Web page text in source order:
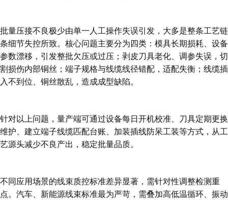
批量压接不良极少由单一人工操作失误引发，大多是整条工艺链
条细节失控所致。核心问题主要分为四类：模具长期损耗、设备
参数漂移，引发整批欠压或过压；剥皮刀具老化、调参失误，切
割损伤内部铜丝；端子规格与线缆线径错配，适配失衡；线缆插
入不到位、铜丝散乱，造成成型缺陷。
针对以上问题，量产端可通过设备每日开机校准、刀具定期更换
维护、建立端子线缆匹配台账、加装插线防呆工装等方式，从工
艺源头减少不良产出，稳定批量品质。
不同应用场景的线束质控标准差异显著，需针对性调整检测重
点。汽车、新能源线束标准最为严苛，需叠加高低温循环、振动